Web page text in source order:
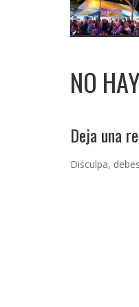
NO
Deja una
Disculpa, debes